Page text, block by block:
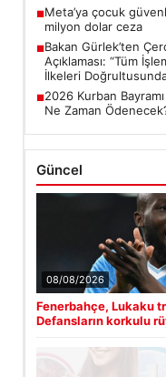
■Meta’ya çocuk
milyon dolar ceza
■Bakan Gürlek’ten
Açıklaması: “Tüm
İlkeleri
■2026 Kurban
Ne Zaman
Güncel
08/08/2026
Fenerbahçe, Lukaku
Defansların korkulu